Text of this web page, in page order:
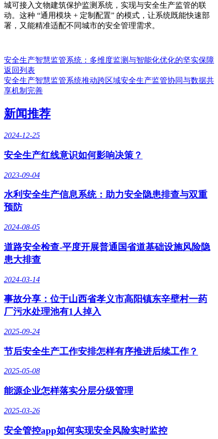
城可接入文物建筑保护监测系统，实现与安全生产监管的联
动。这种 “通用模块 + 定制配置” 的模式，让系统既能快速部
署，又能精准适配不同城市的安全管理需求。
安全生产智慧监管系统：多维度监测与智能化优化的坚实保障
返回列表
安全生产智慧监管系统推动跨区域安全生产监管协同与数据共
享机制完善
新闻推荐
2024-12-25
安全生产红线意识如何影响决策？
2023-09-04
水利安全生产信息系统：助力安全隐患排查与双重
预防
2024-08-05
道路安全检查-平度开展普通国省道基础设施风险隐
患大排查
2024-03-14
事故分享：位于山西省孝义市高阳镇东辛壁村一药
厂污水处理池有1人掉入
2025-09-24
节后安全生产工作安排怎样有序推进后续工作？
2025-05-08
能源企业怎样落实分层分级管理
2025-03-26
安全管控app如何实现安全风险实时监控